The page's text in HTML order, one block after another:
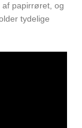
af ​​papirrøret, og
tydelige